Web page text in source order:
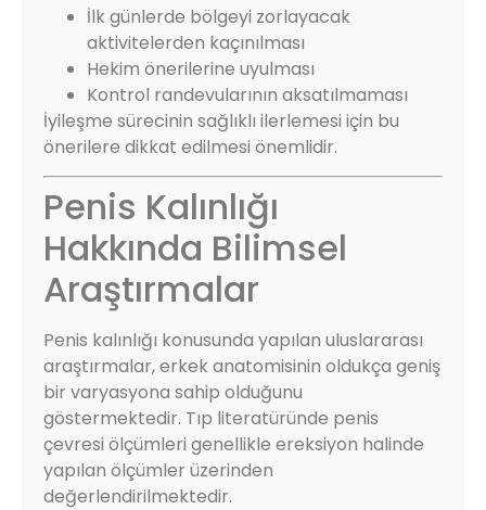
İlk günlerde bölgeyi zorlayacak
aktivitelerden kaçınılması
Hekim önerilerine uyulması
Kontrol randevularının aksatılmaması
İyileşme sürecinin sağlıklı ilerlemesi için bu
önerilere dikkat edilmesi önemlidir.
Penis Kalınlığı
Hakkında Bilimsel
Araştırmalar
Penis kalınlığı konusunda yapılan uluslararası
araştırmalar, erkek anatomisinin oldukça geniş
bir varyasyona sahip olduğunu
göstermektedir. Tıp literatüründe penis
çevresi ölçümleri genellikle ereksiyon halinde
yapılan ölçümler üzerinden
değerlendirilmektedir.